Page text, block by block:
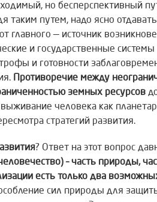
но бесперспективный
таким путем, надо ясно
главного — источник
и государственные
и готовности
Противоречие между
земных ресурсов
выживание человека как
стратегий развития.
? Ответ на этот вопрос
– часть природы,
есть только два
сил природы для